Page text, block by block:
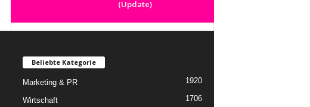
(Update)
Beliebte Kategorie
Marketing & PR 1920
Wirtschaft 1706